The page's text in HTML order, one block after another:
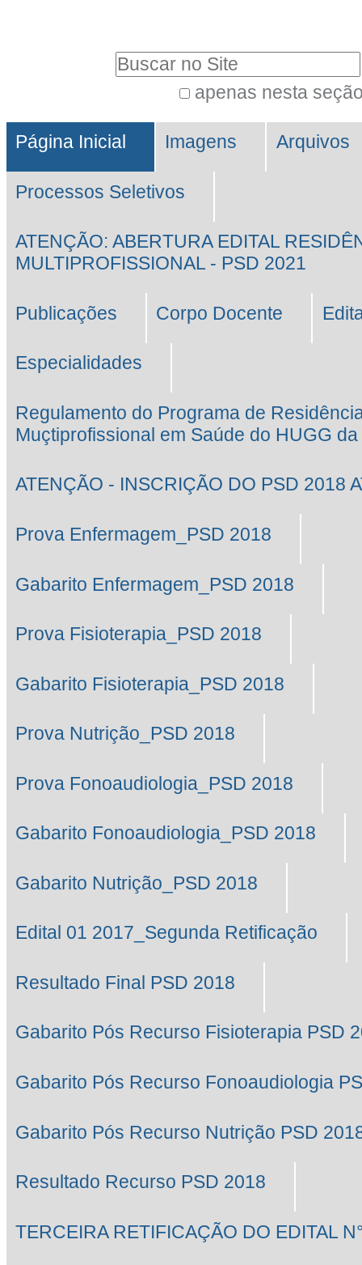
|
Ir
para
apenas nesta
Avançada…
Navegação
Página Inicial Imagens Arquivos
Processos Seletivos
ATENÇÃO: ABERTURA EDITAL
MULTIPROFISSIONAL - PSD 2021
Publicações Corpo Docente
Especialidades
Regulamento do Programa de
Muçtiprofissional em Saúde do HUGG
ATENÇÃO - INSCRIÇÃO DO PSD 2018
Prova Enfermagem_PSD 2018
Gabarito Enfermagem_PSD 2018
Prova Fisioterapia_PSD 2018
Gabarito Fisioterapia_PSD 2018
Prova Nutrição_PSD 2018
Prova Fonoaudiologia_PSD 2018
Gabarito Fonoaudiologia_PSD 2018
Gabarito Nutrição_PSD 2018
Edital 01 2017_Segunda Retificação
Resultado Final PSD 2018
Gabarito Pós Recurso Fisioterapia PSD
Gabarito Pós Recurso Fonoaudiologia
Gabarito Pós Recurso Nutrição PSD
Resultado Recurso PSD 2018
TERCEIRA RETIFICAÇÃO DO EDITAL